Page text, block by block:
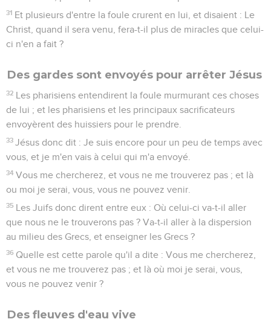
31 Et plusieurs d'entre la foule crurent en lui, et disaient : Le
Christ, quand il sera venu, fera-t-il plus de miracles que celui-
ci n'en a fait ?
Des gardes sont envoyés pour arrêter Jésus
32 Les pharisiens entendirent la foule murmurant ces choses
de lui ; et les pharisiens et les principaux sacrificateurs
envoyèrent des huissiers pour le prendre.
33 Jésus donc dit : Je suis encore pour un peu de temps avec
vous, et je m'en vais à celui qui m'a envoyé.
34 Vous me chercherez, et vous ne me trouverez pas ; et là
ou moi je serai, vous, vous ne pouvez venir.
35 Les Juifs donc dirent entre eux : Où celui-ci va-t-il aller
que nous ne le trouverons pas ? Va-t-il aller à la dispersion
au milieu des Grecs, et enseigner les Grecs ?
36 Quelle est cette parole qu'il a dite : Vous me chercherez,
et vous ne me trouverez pas ; et là où moi je serai, vous,
vous ne pouvez venir ?
Des fleuves d'eau vive